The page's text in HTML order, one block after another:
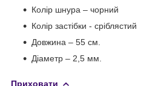
Колір шнура – чорний
Колір застібки - сріблястий
Довжина – 55 см.
Діаметр – 2,5 мм.
Приховати